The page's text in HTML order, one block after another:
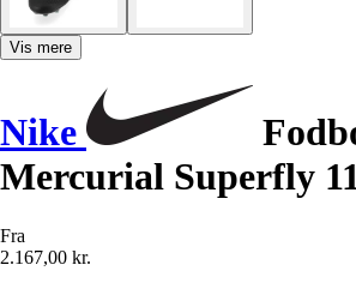
Vis mere
Nike
Mercurial Superfly
Fra
2.167,00 kr.